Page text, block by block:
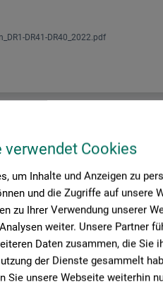
verwendet Cookies
um Inhalte und Anzeigen zu
und die Zugriffe auf unsere
zu Ihrer Verwendung unserer
weiter. Unsere Partner
Daten zusammen, die Sie
der Dienste gesammelt
Sie unsere Webseite weiterhin
DR41-DR40_2022.pdf